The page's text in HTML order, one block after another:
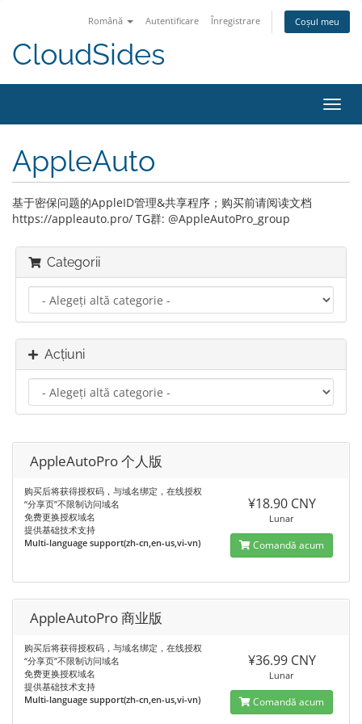
Română Autentificare Înregistrare Coșul meu
CloudSides
AppleAuto
基于密保问题的AppleID管理&共享程序；购买前请阅读文档
https://appleauto.pro/ TG群: @AppleAutoPro_group
Categorii
Acțiuni
AppleAutoPro 个人版
购买后将获得授权码，与域名绑定，在线授权
“分享页”不限制访问域名
免费更换授权域名
提供基础技术支持
Multi-language support(zh-cn,en-us,vi-vn)
¥18.90 CNY
Lunar
Comandă acum
AppleAutoPro 商业版
购买后将获得授权码，与域名绑定，在线授权
“分享页”不限制访问域名
免费更换授权域名
提供基础技术支持
Multi-language support(zh-cn,en-us,vi-vn)
¥36.99 CNY
Lunar
Comandă acum